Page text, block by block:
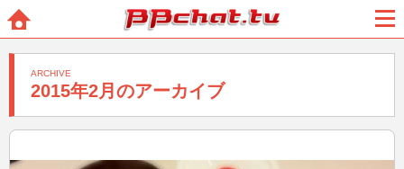
BBchatTV
2015年2月のアーカイブ
ARCHIVE